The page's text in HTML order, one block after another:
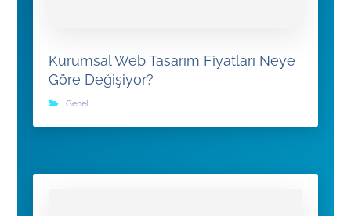
Kurumsal Web Tasarım Fiyatları Neye
Göre Değişiyor?
Genel